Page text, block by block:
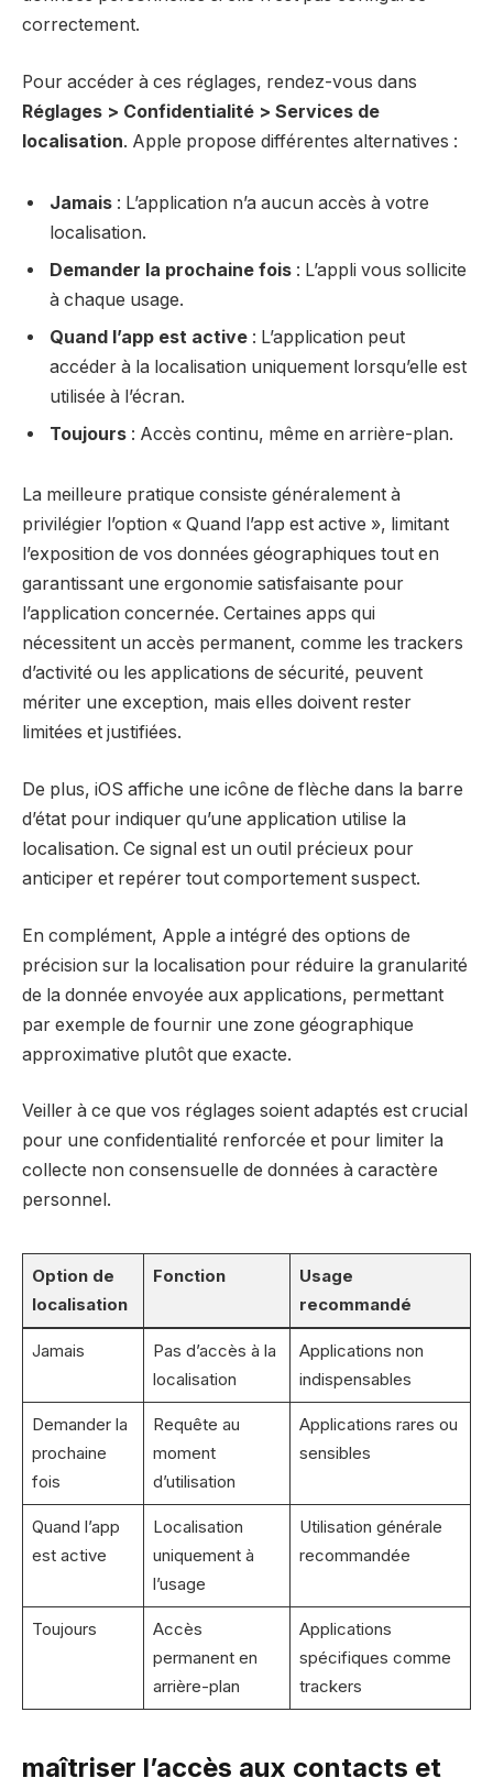
correctement.
Pour accéder à ces réglages, rendez-vous dans
Réglages > Confidentialité > Services de
localisation. Apple propose différentes alternatives :
Jamais : L’application n’a aucun accès à votre
localisation.
Demander la prochaine fois : L’appli vous sollicite
à chaque usage.
Quand l’app est active : L’application peut
accéder à la localisation uniquement lorsqu’elle est
utilisée à l’écran.
Toujours : Accès continu, même en arrière-plan.
La meilleure pratique consiste généralement à
privilégier l’option « Quand l’app est active », limitant
l’exposition de vos données géographiques tout en
garantissant une ergonomie satisfaisante pour
l’application concernée. Certaines apps qui
nécessitent un accès permanent, comme les trackers
d’activité ou les applications de sécurité, peuvent
mériter une exception, mais elles doivent rester
limitées et justifiées.
De plus, iOS affiche une icône de flèche dans la barre
d’état pour indiquer qu’une application utilise la
localisation. Ce signal est un outil précieux pour
anticiper et repérer tout comportement suspect.
En complément, Apple a intégré des options de
précision sur la localisation pour réduire la granularité
de la donnée envoyée aux applications, permettant
par exemple de fournir une zone géographique
approximative plutôt que exacte.
Veiller à ce que vos réglages soient adaptés est crucial
pour une confidentialité renforcée et pour limiter la
collecte non consensuelle de données à caractère
personnel.
Option de
localisation
Fonction
Usage
recommandé
Jamais
Pas d’accès à la
localisation
Applications non
indispensables
Demander la
prochaine
fois
Requête au
moment
d’utilisation
Applications rares ou
sensibles
Quand l’app
est active
Localisation
uniquement à
l’usage
Utilisation générale
recommandée
Toujours
Accès
permanent en
arrière-plan
Applications
spécifiques comme
trackers
maîtriser l’accès aux contacts et